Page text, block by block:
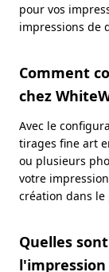
pour vos
impressions de
Comment
chez
Avec le
tirages fine art
ou plusieurs
votre
création dans le
Quelles
l'impression